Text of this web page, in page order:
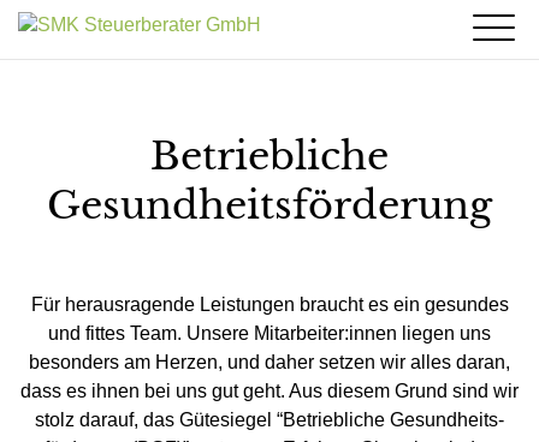
Kanzlei Geschichte
Kooperationspartner
Buchhaltung
Personalverrechnung
Steuernews für Klienten
Steuernews für Ärzte
Gastronews
Archiv
Newsletter Anmeldung
Jobs bei SMK
Bewerbung
Steuer-Tools
Kontakt
Anfahrt
Klientenportal
Betriebliche
Gesundheits­förderung
Für heraus­ragende Leistungen braucht es ein gesundes
und fittes Team. Unsere Mitarbeiter:innen liegen uns
besonders am Herzen, und daher setzen wir alles daran,
dass es ihnen bei uns gut geht. Aus diesem Grund sind wir
stolz darauf, das Gütesiegel “Betriebliche Gesund­heits­